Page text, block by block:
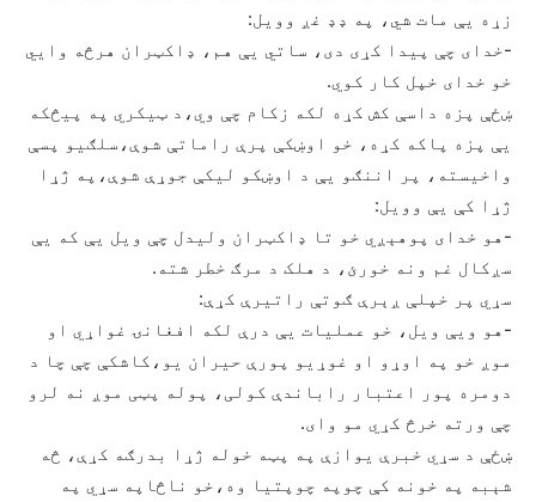
زړه يې مات شي، په ډډ غږ وويل:
-خدای چې پيدا کړی دی، ساتي يې هم، ډاکټران هرڅه وايي
خو خدای خپل کار کوي.
ښځې پزه داسې کش کړه لکه زکام چې وي،‌د‌ ټيکري په پیڅکه
يې پزه پاکه کړه، خو اوښکې پرې راماتې شوې،سلګيو پسې
واخيسته، پر اننګو يې د‌ اوښکو ليکې جوړې شوې،په ژړا
ژړا کې يې وويل:
-هو خدای پوهېږي خو تا ډاکټران وليدل چې ويل يې که يې
سږکال غم ونه خورئ، د هلک د مرګ خطر شته.
سړي پر خپلې ږېرې ګوتې راتيرې کړې:
-هو ويې ويل، خو عمليات يې درې لکه افغانۍ غواړي او
موږ خو په اوړو او غوړيو پورې حيران يو،کاشکې چې چا د
دومره پور اعتبار راباندې کولی، پوله پټی موږ نه لرو
چې ورته خرڅ کړي مو وای.
ښځې د سړي خبرې يوازې په پټه خوله ژړا بدرګه کړې، څه
شېبه په خونه کې چوپه چوپتيا وه،خو ناڅاپه سړي په